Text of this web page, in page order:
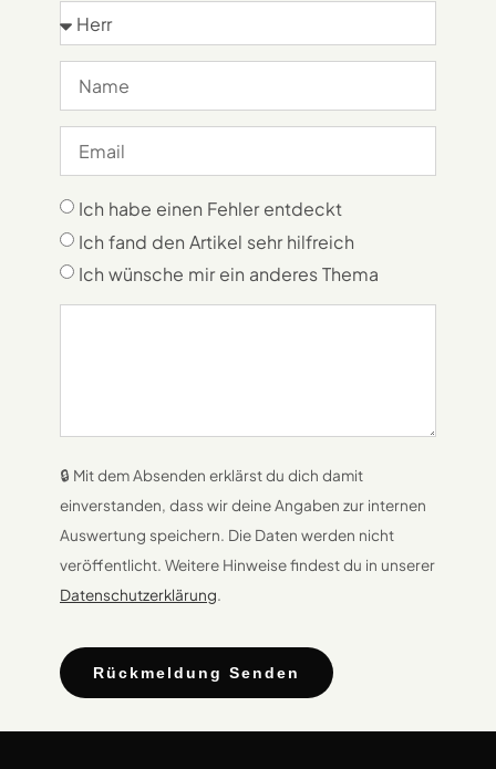
Ich habe einen Fehler entdeckt
Ich fand den Artikel sehr hilfreich
Ich wünsche mir ein anderes Thema
🔒 Mit dem Absenden erklärst du dich damit
einverstanden, dass wir deine Angaben zur internen
Auswertung speichern. Die Daten werden nicht
veröffentlicht. Weitere Hinweise findest du in unserer
Datenschutzerklärung.
Rückmeldung Senden